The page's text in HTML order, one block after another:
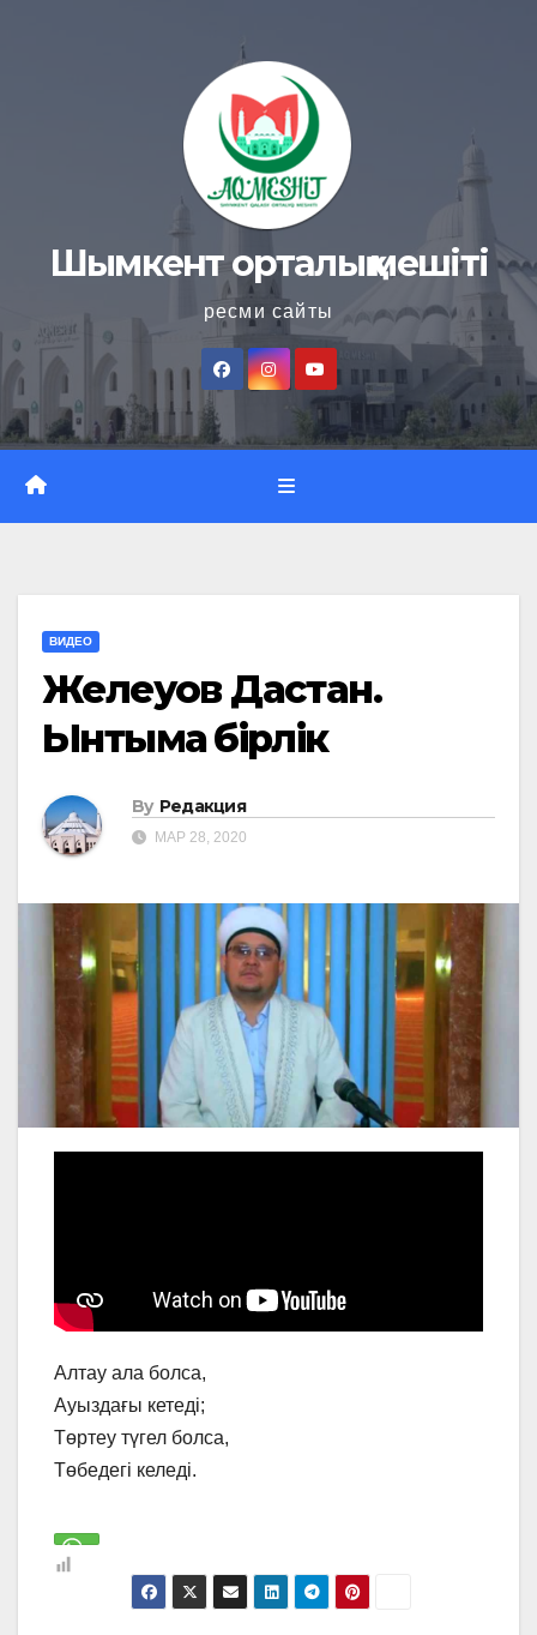
Шымкент орталық мешіті
ресми сайты
ВИДЕО
Желеуов Дастан.
Ынтымақ бірлік
By Редакция
МАР 28, 2020
Алтау ала болса,
Ауыздағы кетеді;
Төртеу түгел болса,
Төбедегі келеді.